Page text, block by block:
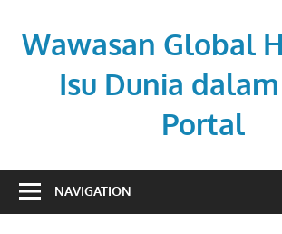
contentWawasan Global
Isu Dunia
Portal
pemahaman
NAVIGATION